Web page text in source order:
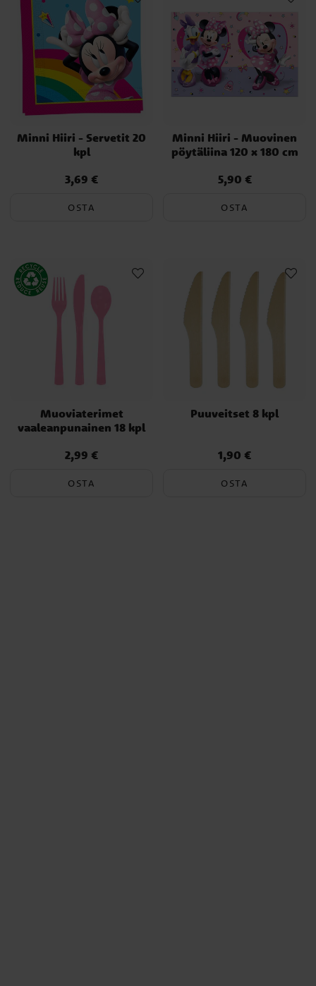
Minni Hiiri - Servetit 20
kpl
Hinta:3,69 €
3,69 €
OSTA
Minni Hiiri - Muovinen
pöytäliina 120 x 180 cm
Hinta:5,90 €
5,90 €
OSTA
Muoviaterimet
vaaleanpunainen 18 kpl
Hinta:2,99 €
2,99 €
OSTA
Puuveitset 8 kpl
Hinta:1,90 €
1,90 €
OSTA